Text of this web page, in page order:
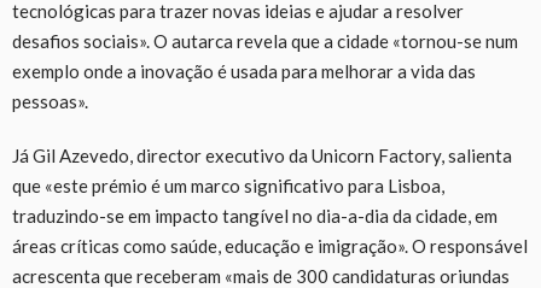
tecnológicas para trazer novas ideias e ajudar a resolver
desafios sociais». O autarca revela que a cidade «tornou-se num
exemplo onde a inovação é usada para melhorar a vida das
pessoas».
Já Gil Azevedo, director executivo da Unicorn Factory, salienta
que «este prémio é um marco significativo para Lisboa,
traduzindo-se em impacto tangível no dia-a-dia da cidade, em
áreas críticas como saúde, educação e imigração». O responsável
acrescenta que receberam «mais de 300 candidaturas oriundas